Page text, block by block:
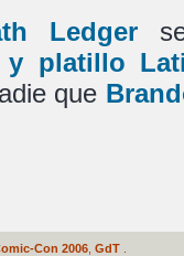
Ledger
platillo
que
Con 2006, GdT.